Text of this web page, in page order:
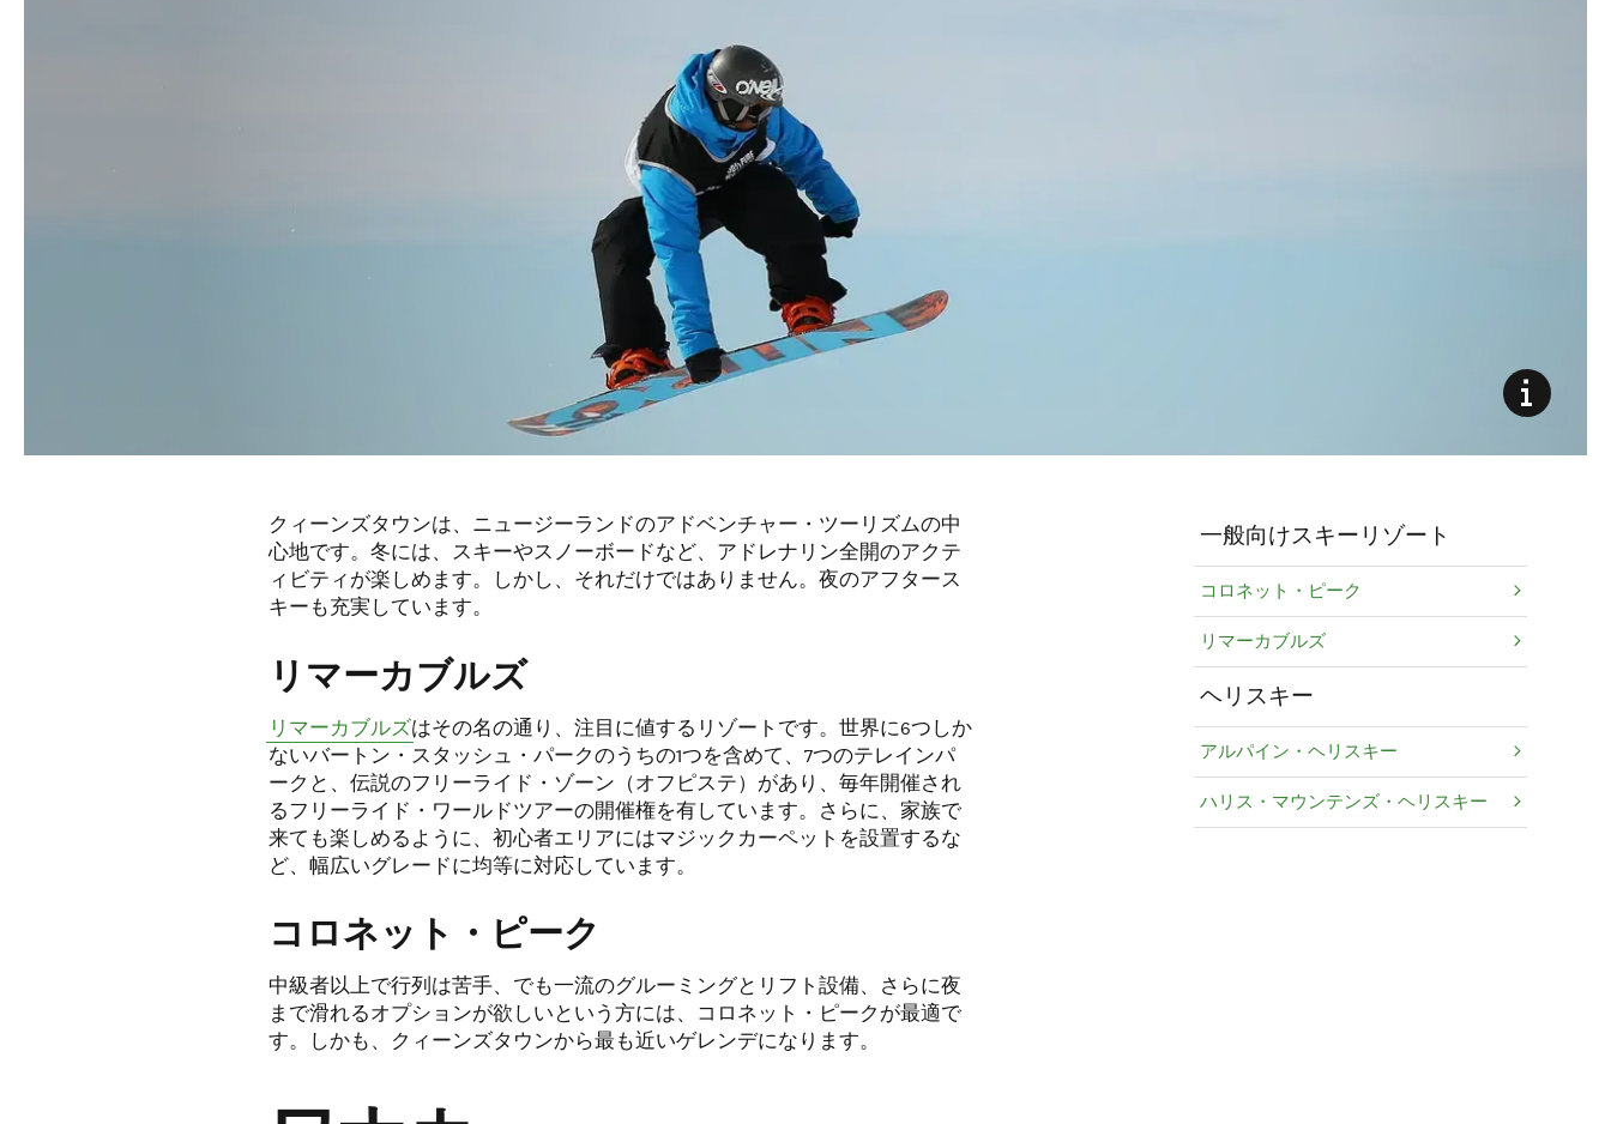
クィーンズタウンは、ニュージーランドのアドベンチャー・ツーリズムの中
心地です。冬には、スキーやスノーボードなど、アドレナリン全開のアクテ
ィビティが楽しめます。しかし、それだけではありません。夜のアフタース
キーも充実しています。
リマーカブルズ
リマーカブルズはその名の通り、注目に値するリゾートです。世界に6つしか
ないバートン・スタッシュ・パークのうちの1つを含めて、7つのテレインパ
ークと、伝説のフリーライド・ゾーン（オフピステ）があり、毎年開催され
るフリーライド・ワールドツアーの開催権を有しています。さらに、家族で
来ても楽しめるように、初心者エリアにはマジックカーペットを設置するな
ど、幅広いグレードに均等に対応しています。
コロネット・ピーク
中級者以上で行列は苦手、でも一流のグルーミングとリフト設備、さらに夜
まで滑れるオプションが欲しいという方には、コロネット・ピークが最適で
す。しかも、クィーンズタウンから最も近いゲレンデになります。
一般向けスキーリゾート
コロネット・ピーク
リマーカブルズ
ヘリスキー
アルパイン・ヘリスキー
ハリス・マウンテンズ・ヘリスキー